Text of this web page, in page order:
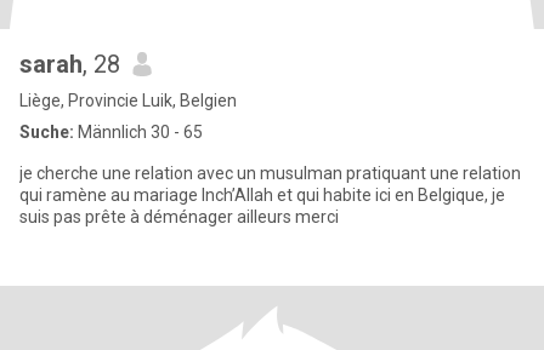
sarah, 28
Liège, Provincie Luik, Belgien
Suche: Männlich 30 - 65
je cherche une relation avec un musulman pratiquant une relation
qui ramène au mariage Inch’Allah et qui habite ici en Belgique, je
suis pas prête à déménager ailleurs merci